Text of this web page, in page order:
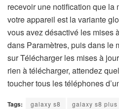
recevoir une notification que la
votre appareil est la variante
vous avez désactivé les mises
dans Paramètres, puis dans le
sur Télécharger les mises à
rien à télécharger, attendez
toucher tous les téléphones
Tags: galaxy s8 galaxy s8 plus